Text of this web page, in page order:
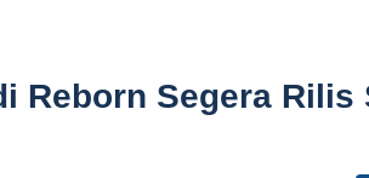
Reborn Segera Rilis